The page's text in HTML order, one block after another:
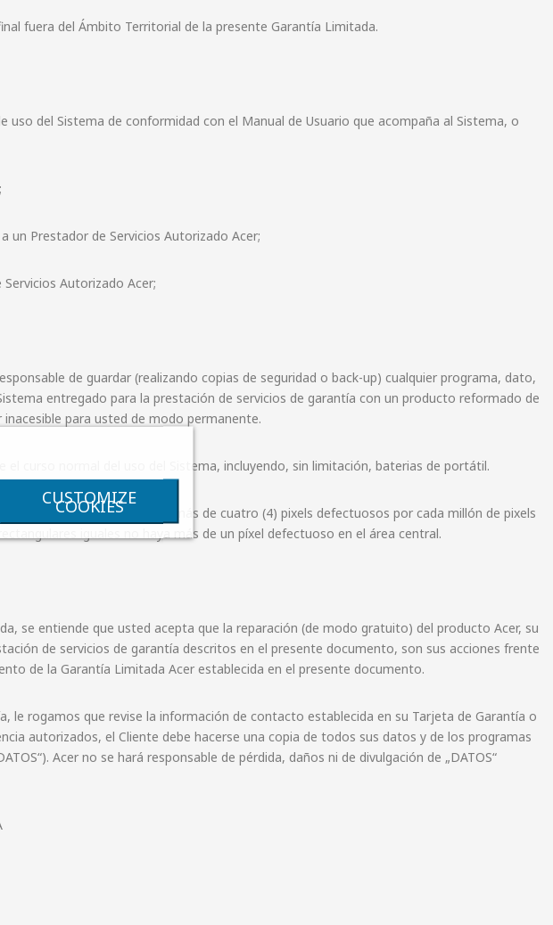
fuera del Ámbito Territorial de la presente Garantía Limitada.
del Sistema de conformidad con el Manual de Usuario que acompaña al Sistema, o
un Prestador de Servicios Autorizado Acer;
Autorizado Acer;
de guardar (realizando copias de seguridad o back-up) cualquier programa, dato,
entregado para la prestación de servicios de garantía con un producto reformado de
para usted de modo permanente.
curso normal del uso del Sistema, incluyendo, sin limitación, baterias de portátil.
LCD, siempre que no haya más de cuatro (4) pixels defectuosos por cada millón de pixels
iguales no haya más de un píxel defectuoso en el área central.
se entiende que usted acepta que la reparación (de modo gratuito) del producto Acer, su
de servicios de garantía descritos en el presente documento, son sus acciones frente
de la Garantía Limitada Acer establecida en el presente documento.
le rogamos que revise la información de contacto establecida en su Tarjeta de Garantía o
autorizados, el Cliente debe hacerse una copia de todos sus datos y de los programas
Acer no se hará responsable de pérdida, daños ni de divulgación de „DATOS“
CUSTOMIZE
COOKIES